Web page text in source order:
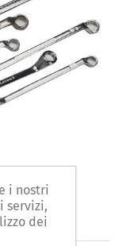
i nostri
servizi,
dei